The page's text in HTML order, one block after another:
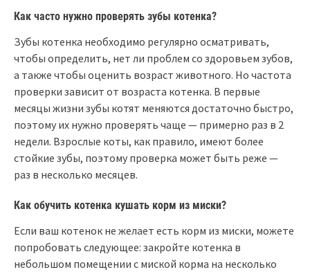
Как часто нужно проверять зубы котенка?
Зубы котенка необходимо регулярно осматривать,
чтобы определить, нет ли проблем со здоровьем зубов,
а также чтобы оценить возраст животного. Но частота
проверки зависит от возраста котенка. В первые
месяцы жизни зубы котят меняются достаточно быстро,
поэтому их нужно проверять чаще — примерно раз в 2
недели. Взрослые коты, как правило, имеют более
стойкие зубы, поэтому проверка может быть реже —
раз в несколько месяцев.
Как обучить котенка кушать корм из миски?
Если ваш котенок не желает есть корм из миски, можете
попробовать следующее: закройте котенка в
небольшом помещении с миской корма на несколько